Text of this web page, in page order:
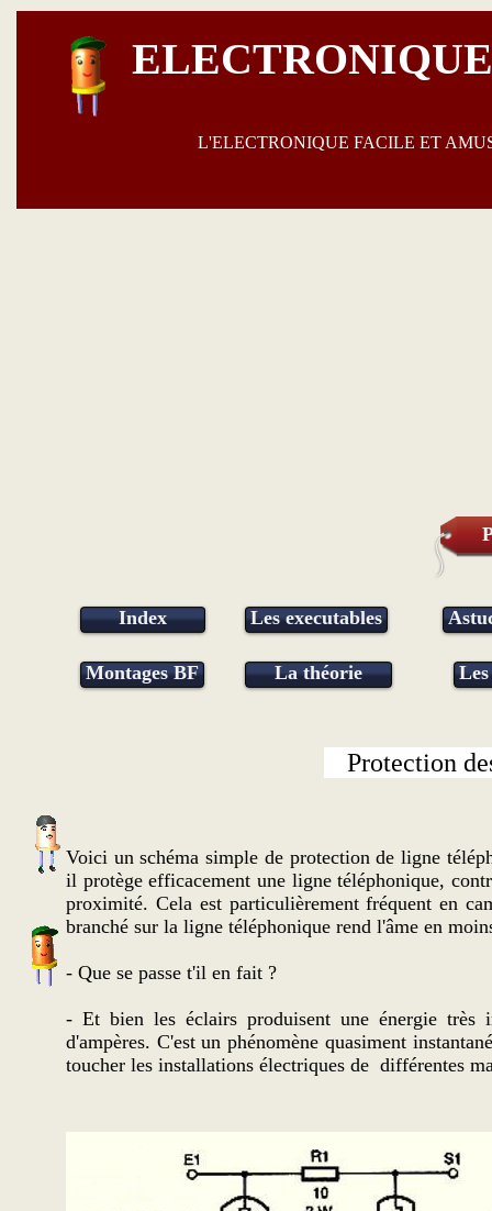
L'ELECTRONIQUE FACILE ET
Index Les executables
Montages BF La théorie
Protection
Voici un schéma simple de protection de ligne
il protège efficacement une ligne téléphonique,
proximité. Cela est particulièrement fréquent en
branché sur la ligne téléphonique rend l'âme en
- Que se passe t'il en fait ?
- Et bien les éclairs produisent une énergie
d'ampères. C'est un phénomène quasiment
toucher les installations électriques de différentes